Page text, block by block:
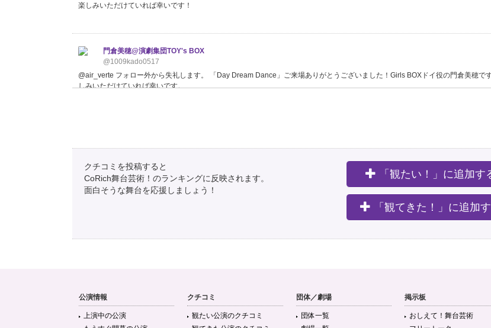
楽しみいただけていれば幸いです！
門倉美穂@演劇集団TOY's BOX
@1009kado0517
@air_verte フォロー外から失礼します。 「Day Dream Dance」ご来場ありがとうございました！Girls BOXドイ役の門倉美穂で
しみいただけていれば幸いです。
お楽しみいただけていれば幸いです。
門倉美穂@演劇集団TOY's BOX
@1009kado0517
@ushiroyubi1 フォロー外から失礼します。 「Day Dream Dance」ご来場ありがとうございました！Girls BOXドイ役の門倉美穂
クチコミを投稿すると
CoRich舞台芸術！のランキングに反映されます。
面白そうな舞台を応援しましょう！
「観たい！」に追加す
「観てきた！」に追加
公演情報
上演中の公演
クチコミ
観たい公演のクチコミ
団体／劇場
団体一覧
掲示板
おしえて！舞台芸術